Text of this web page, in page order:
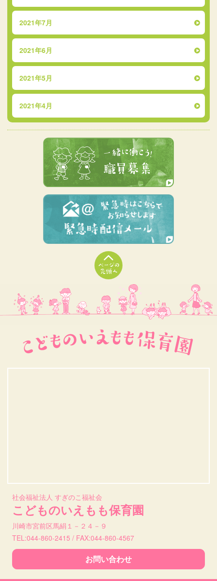
2021年7月
2021年6月
2021年5月
2021年4月
社会福祉法人 すぎのこ福祉会
こどものいえもも保育園
川崎市宮前区馬絹１－２４－９
TEL:044-860-2415 / FAX:044-860-4567
お問い合わせ